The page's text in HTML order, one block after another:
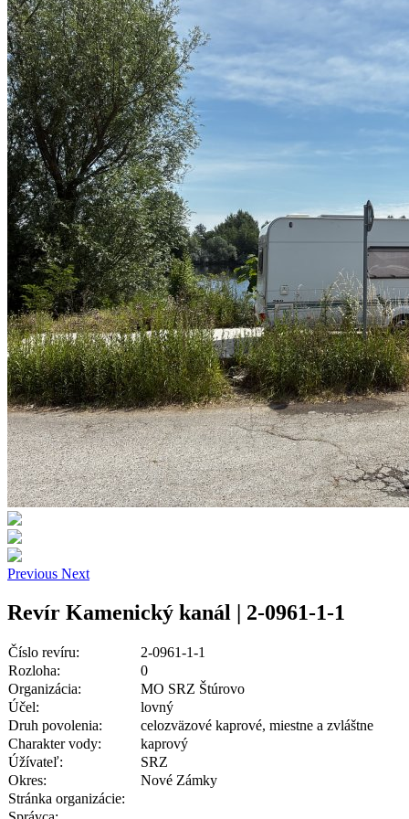
Previous Next
Revír Kamenický kanál | 2-0961-1-1
Číslo revíru:
2-0961-1-1
Rozloha:
0
Organizácia:
MO SRZ Štúrovo
Účel:
lovný
Druh povolenia:
celozväzové kaprové, miestne a zvláštne
Charakter vody:
kaprový
Úžívateľ:
SRZ
Okres:
Nové Zámky
Stránka organizácie: